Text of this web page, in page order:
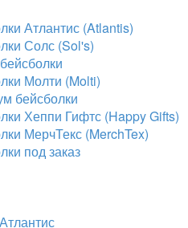
Атлантис (Atlantis)
Солс (Sol's)
Молти (Molti)
бейсболки
Хеппи Гифтс (Happy Gifts)
МерчТекс (MerchTex)
под заказ